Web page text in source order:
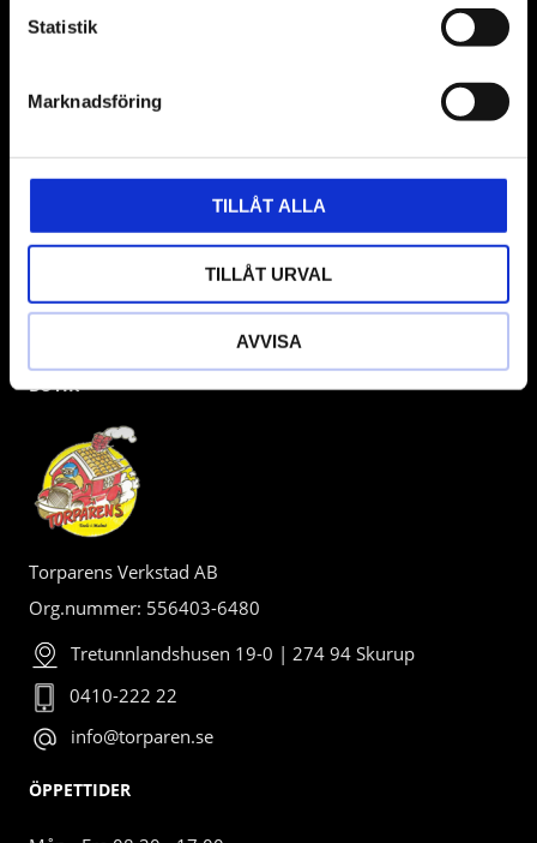
Statistik
Marknadsföring
TILLÅT ALLA
TILLÅT URVAL
AVVISA
Våra främsta leverantörer är KS Tools verktyg, ATH billyftar
& däckmaskiner och Master luftmaskiner. Kontakta oss
gärna om vad som helst då vi gör vårt yttersta för att hjälpa
kunden.
BUTIK
Torparens Verkstad AB
Org.nummer: 556403-6480
Tretunnlandshusen 19-0 | 274 94 Skurup
0410-222 22
info@torparen.se
ÖPPETTIDER